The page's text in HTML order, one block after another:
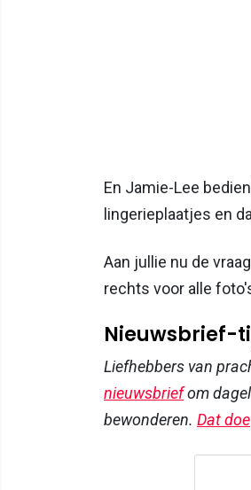
En Jamie-Lee
lingerieplaatjes en
Aan jullie nu de
rechts voor alle
Nieuwsbrief-
Liefhebbers van
nieuwsbriefom
bewonderen. Dat